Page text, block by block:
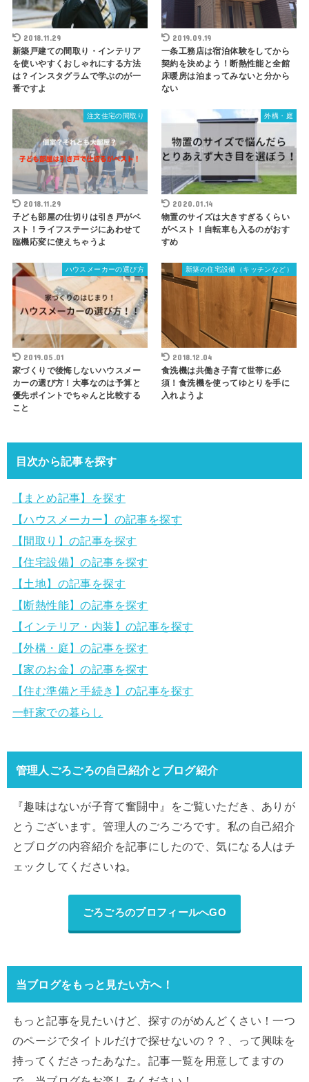
2018.11.29
新築戸建ての間取り・インテリア
を使いやすくおしゃれにする方法
は？インスタグラムで学ぶのが一
番ですよ
2019.09.19
一条工務店は宿泊体験をしてから
契約を決めよう！断熱性能と全館
床暖房は泊まってみないと分から
ない
注文住宅の間取り
2018.11.29
子ども部屋の仕切りは引き戸がベ
スト！ライフステージにあわせて
臨機応変に使えちゃうよ
外構・庭
2020.01.14
物置のサイズは大きすぎるくらい
がベスト！自転車も入るのがおす
すめ
ハウスメーカーの選び方
2019.05.01
家づくりで後悔しないハウスメー
カーの選び方！大事なのは予算と
優先ポイントでちゃんと比較する
こと
新築の住宅設備（キッチンなど）
2018.12.04
食洗機は共働き子育て世帯に必
須！食洗機を使ってゆとりを手に
入れようよ
目次から記事を探す
【まとめ記事】を探す
【ハウスメーカー】の記事を探す
【間取り】の記事を探す
【住宅設備】の記事を探す
【土地】の記事を探す
【断熱性能】の記事を探す
【インテリア・内装】の記事を探す
【外構・庭】の記事を探す
【家のお金】の記事を探す
【住む準備と手続き】の記事を探す
一軒家での暮らし
管理人ごろごろの自己紹介とブログ紹介
『趣味はないが子育て奮闘中』をご覧いただき、ありが
とうございます。管理人のごろごろです。私の自己紹介
とブログの内容紹介を記事にしたので、気になる人はチ
ェックしてくださいね。
ごろごろのプロフィールへGO
当ブログをもっと見たい方へ！
もっと記事を見たいけど、探すのがめんどくさい！一つ
のページでタイトルだけで探せないの？？、って興味を
持ってくださったあなた。記事一覧を用意してますの